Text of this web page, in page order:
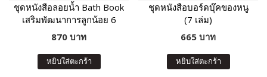
ชุดหนังสือลอยน้ำ Bath Book
เสริมพัฒนาการลูกน้อย 6
เล่ม
870 บาท
หยิบใส่ตะกร้า
ชุดหนังสือบอร์ดบุ๊คของหนู
(7 เล่ม)
665 บาท
หยิบใส่ตะกร้า